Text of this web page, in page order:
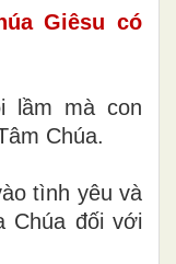
Giêsu có
lầm mà con
Chúa.
tình yêu và
Chúa đối với